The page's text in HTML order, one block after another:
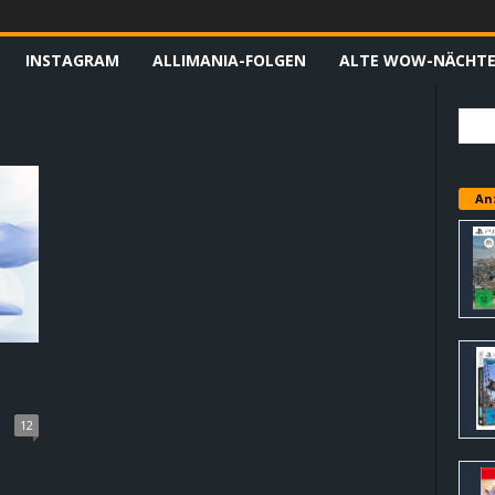
INSTAGRAM ALLIMANIA-FOLGEN ALTE WOW-NÄCHTE
12